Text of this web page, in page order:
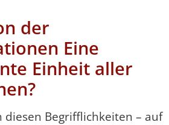
der
Eine
Einheit aller
diesen Begrifflichkeiten – auf